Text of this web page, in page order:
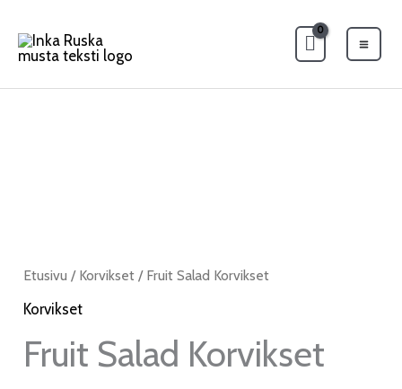
sisältöön
Etusivu / Korvikset / Fruit Salad Korvikset
Korvikset
Fruit Salad Korvikset
33.00€